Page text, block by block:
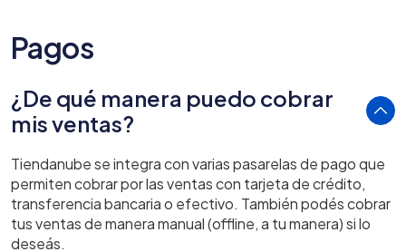
Pagos
¿De qué manera puedo cobrar
mis ventas?
Tiendanube se integra con varias pasarelas de pago que
permiten cobrar por las ventas con tarjeta de crédito,
transferencia bancaria o efectivo. También podés cobrar
tus ventas de manera manual (offline, a tu manera) si lo
deseás.